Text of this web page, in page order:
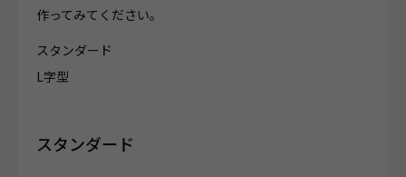
作ってみてください。
スタンダード
L字型
スタンダード